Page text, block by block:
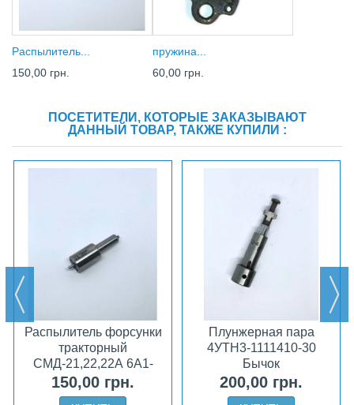
Распылитель...
150,00 грн.
пружина...
60,00 грн.
ПОСЕТИТЕЛИ, КОТОРЫЕ ЗАКАЗЫВАЮТ
ДАННЫЙ ТОВАР, ТАКЖЕ КУПИЛИ :
Распылитель форсунки
тракторный
СМД-21,22,22А 6А1-
20с2-70 V (04) ЧДА
150,00 грн.
Плунжерная пара
4УТН3-1111410-30
Бычок
200,00 грн.